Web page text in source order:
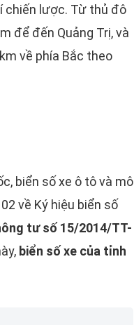
chiến lược. Từ thủ đô
để đến Quảng Trị, và
về phía Bắc theo
biển số xe ô tô và mô
về Ký hiệu biển số
tư số 15/2014/TT-
biển số xe của tỉnh